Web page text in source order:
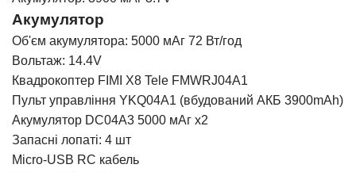
Акумулятор
Об'єм акумулятора: 5000 мАг 72 Вт/год
Вольтаж: 14.4V
Квадрокоптер FIMI X8 Tele FMWRJ04A1
Пульт управління YKQ04A1 (вбудований АКБ 3900mAh)
Акумулятор DC04A3 5000 мАг x2
Запасні лопаті: 4 шт
Micro-USB RC кабель